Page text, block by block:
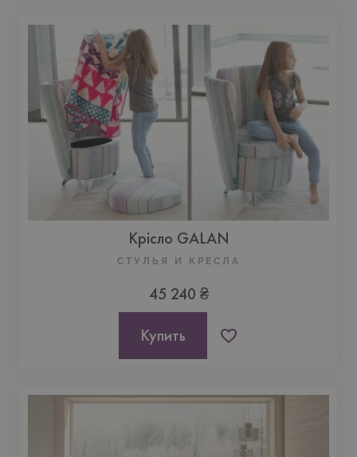
Крісло GALAN
СТУЛЬЯ И КРЕСЛА
45 240 ₴
Купить